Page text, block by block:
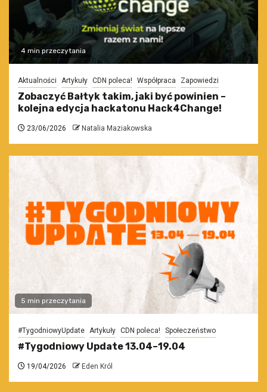
4 min przeczytania
Aktualności Artykuły CDN poleca! Współpraca Zapowiedzi
Zobaczyć Bałtyk takim, jaki być powinien –
kolejna edycja hackatonu Hack4Change!
23/06/2026 Natalia Maziakowska
5 min przeczytania
#TygodniowyUpdate Artykuły CDN poleca! Społeczeństwo
#Tygodniowy Update 13.04–19.04
19/04/2026 Eden Król